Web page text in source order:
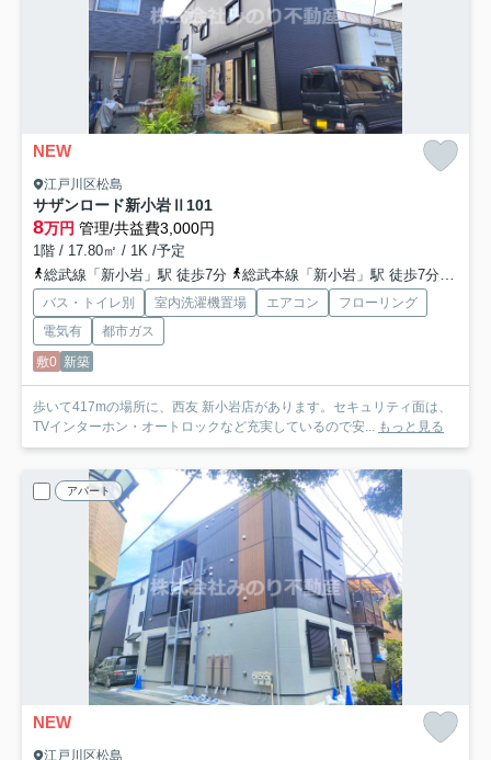
NEW
江戸川区松島
サザンロード新小岩Ⅱ 101
8万円 管理/共益費3,000円
1階 / 17.80㎡ / 1K /予定
総武線「新小岩」駅 徒歩7分
総武本線「新小岩」駅 徒歩7分
バス・トイレ別 室内洗濯機置場 エアコン
フローリング
電気有
都市ガス
敷0 新築
歩いて417mの場所に、西友 新小岩店があります。セキュリティ面は、
TVインターホン・オートロックなど充実しているので安...
もっと見る
アパート
NEW
江戸川区松島